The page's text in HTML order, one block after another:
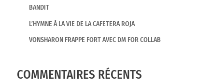
BANDIT
L’HYMNE À LA VIE DE LA CAFETERA ROJA
VONSHARON FRAPPE FORT AVEC DM FOR COLLAB
COMMENTAIRES RÉCENTS